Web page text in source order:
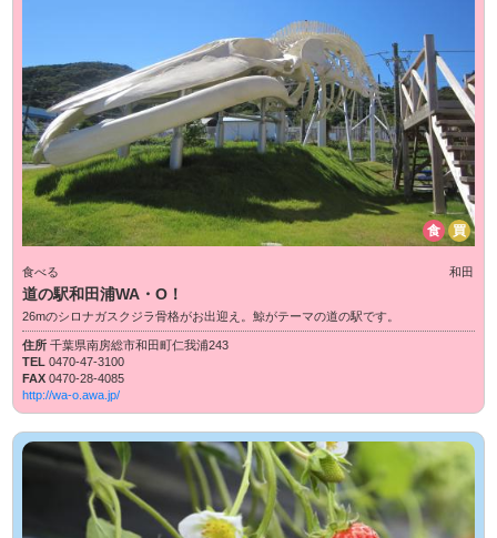
食 買
食べる 和田
道の駅和田浦WA・O！
26mのシロナガスクジラ骨格がお出迎え。鯨がテーマの道の駅です。
住所千葉県南房総市和田町仁我浦243
TEL0470-47-3100
FAX0470-28-4085
http://wa-o.awa.jp/